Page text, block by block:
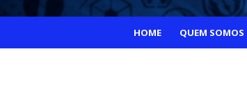
HOME QUEM SOMOS